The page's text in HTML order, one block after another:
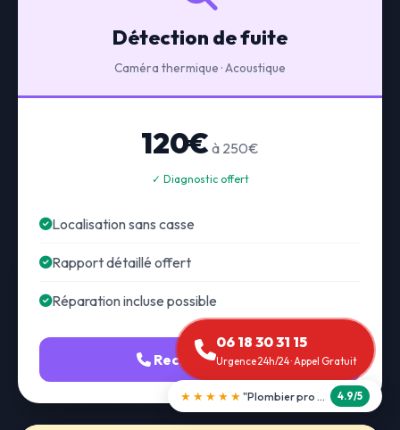
Détection de fuite
Caméra thermique · Acoustique
120€ à 250€
✓ Diagnostic offert
Localisation sans casse
Rapport détaillé offert
Réparation incluse possible
Recherche fuite
06 18 30 31 15
Urgence 24h/24 · Appel Gratuit
★★★★★ "Débouchage WC en 30 min" 5.0/5